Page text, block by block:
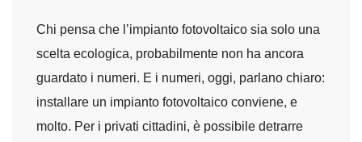
Chi pensa che l’impianto fotovoltaico sia solo una
scelta ecologica, probabilmente non ha ancora
guardato i numeri. E i numeri, oggi, parlano chiaro:
installare un impianto fotovoltaico conviene, e
molto. Per i privati cittadini, è possibile detrarre